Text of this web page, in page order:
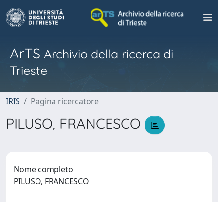
ArTS Archivio della ricerca di
Trieste
IRIS Pagina ricercatore
PILUSO, FRANCESCO
Nome completo
PILUSO, FRANCESCO